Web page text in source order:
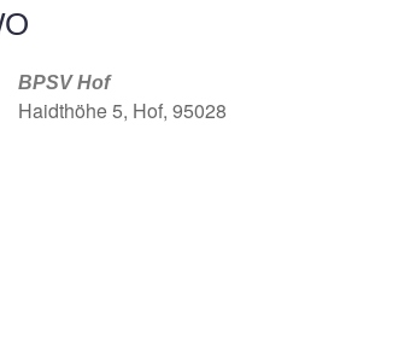
BPSV Hof
Haidthöhe 5, Hof, 95028